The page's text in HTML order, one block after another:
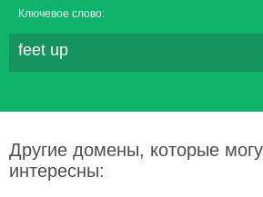
Ключевое слово:
feet up
Другие домены, которые
интересны: